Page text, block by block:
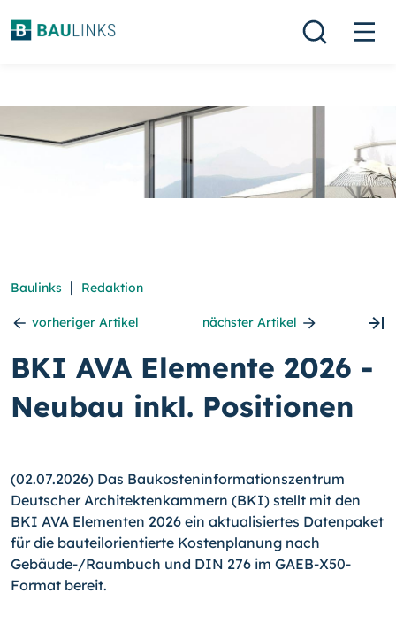
Baulinks | Redaktion
vorheriger Artikel nächster Artikel
BKI AVA Elemente 2026 -
Neubau inkl. Positionen
(02.07.2026) Das Baukosteninformationszentrum
Deutscher Architektenkammern (BKI) stellt mit den
BKI AVA Elementen 2026 ein aktualisiertes Datenpaket
für die bauteilorientierte Kostenplanung nach
Gebäude-/Raumbuch und DIN 276 im GAEB-X50-
Format bereit.